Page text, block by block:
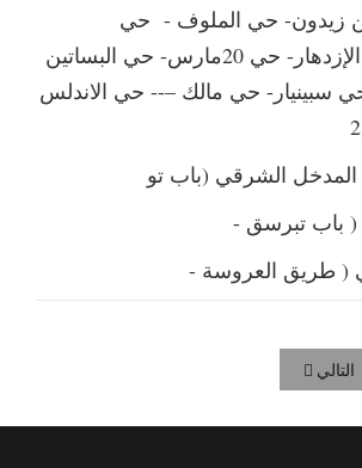
زيدون- حي الملوف - حي
الزعفرين - حي الإزدهار- حي 20مارس- حي البساتين
سبينيار- حي مالك –-- حي الاندلس
الشرقي (باب تو
( باب تبرسق -
( طريق العروسة -
التالي